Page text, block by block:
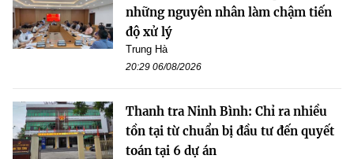
những nguyên nhân làm chậm tiến
độ xử lý
Trung Hà
20:29 06/08/2026
Thanh tra Ninh Bình: Chỉ ra nhiều
tồn tại từ chuẩn bị đầu tư đến quyết
toán tại 6 dự án